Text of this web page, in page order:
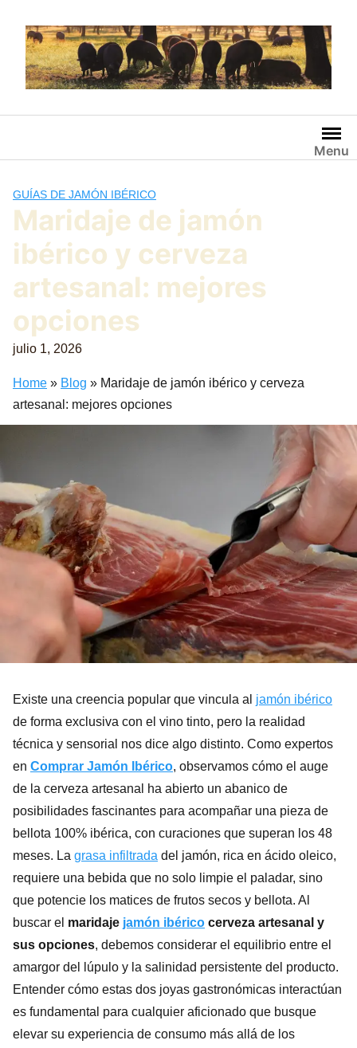
contenido
Menu
GUÍAS DE JAMÓN IBÉRICO
Maridaje de jamón
ibérico y cerveza
artesanal: mejores
opciones
julio 1, 2026
Home » Blog » Maridaje de jamón ibérico y cerveza
artesanal: mejores opciones
Existe una creencia popular que vincula al jamón ibérico
de forma exclusiva con el vino tinto, pero la realidad
técnica y sensorial nos dice algo distinto. Como expertos
en Comprar Jamón Ibérico, observamos cómo el auge
de la cerveza artesanal ha abierto un abanico de
posibilidades fascinantes para acompañar una pieza de
bellota 100% ibérica, con curaciones que superan los 48
meses. La grasa infiltrada del jamón, rica en ácido oleico,
requiere una bebida que no solo limpie el paladar, sino
que potencie los matices de frutos secos y bellota. Al
buscar el maridaje jamón ibérico cerveza artesanal y
sus opciones, debemos considerar el equilibrio entre el
amargor del lúpulo y la salinidad persistente del producto.
Entender cómo estas dos joyas gastronómicas interactúan
es fundamental para cualquier aficionado que busque
elevar su experiencia de consumo más allá de los